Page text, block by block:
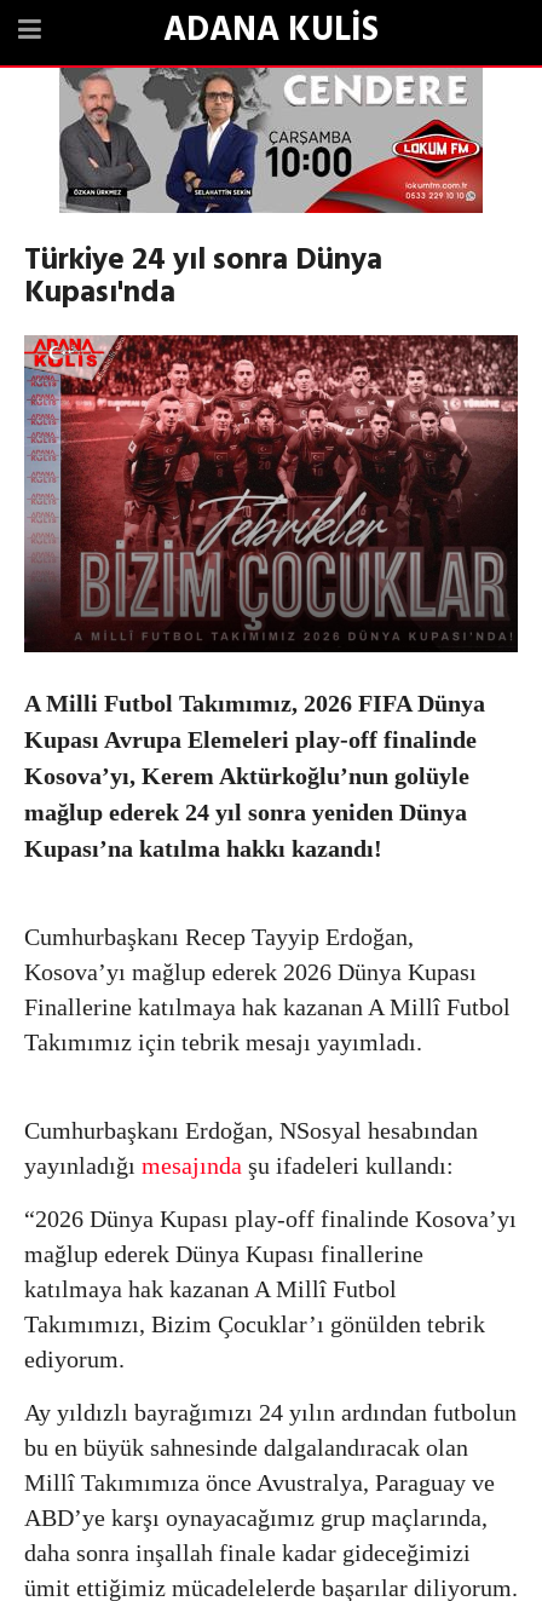
ADANA KULİS
Türkiye 24 yıl sonra Dünya
Kupası'nda
A Milli Futbol Takımımız, 2026 FIFA Dünya
Kupası Avrupa Elemeleri play-off finalinde
Kosova’yı, Kerem Aktürkoğlu’nun golüyle
mağlup ederek 24 yıl sonra yeniden Dünya
Kupası’na katılma hakkı kazandı!
Cumhurbaşkanı Recep Tayyip Erdoğan,
Kosova’yı mağlup ederek 2026 Dünya Kupası
Finallerine katılmaya hak kazanan A Millî Futbol
Takımımız için tebrik mesajı yayımladı.
Cumhurbaşkanı Erdoğan, NSosyal hesabından
yayınladığı mesajında şu ifadeleri kullandı:
“2026 Dünya Kupası play-off finalinde Kosova’yı
mağlup ederek Dünya Kupası finallerine
katılmaya hak kazanan A Millî Futbol
Takımımızı, Bizim Çocuklar’ı gönülden tebrik
ediyorum.
Ay yıldızlı bayrağımızı 24 yılın ardından futbolun
bu en büyük sahnesinde dalgalandıracak olan
Millî Takımımıza önce Avustralya, Paraguay ve
ABD’ye karşı oynayacağımız grup maçlarında,
daha sonra inşallah finale kadar gideceğimizi
ümit ettiğimiz mücadelelerde başarılar diliyorum.